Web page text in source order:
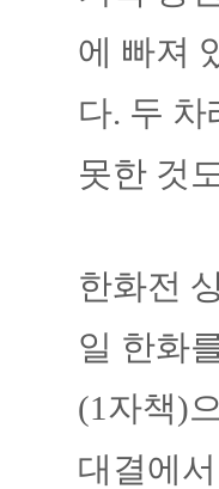
에 빠져
다. 두
못한 것
한화전
일 한화
(1자책)
대결에